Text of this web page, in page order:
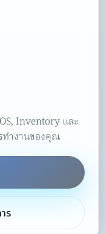
Inventory และ
ทำงานของคุณ
ร